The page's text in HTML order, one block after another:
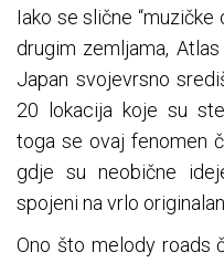
Iako se slične
drugim zemljama,
Japan svojevrsno
20 lokacija koje su
toga se ovaj fenomen
gdje su neobične
spojeni na vrlo
Ono što melody roads